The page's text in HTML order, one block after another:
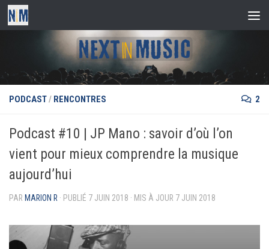
Skip to content
PODCAST/ RENCONTRES 2
Podcast #10 | JP Mano : savoir d’où l’on
vient pour mieux comprendre la musique
aujourd’hui
PAR MARION R · PUBLIÉ 7 JUIN 2018 · MIS À JOUR 7 JUIN 2018